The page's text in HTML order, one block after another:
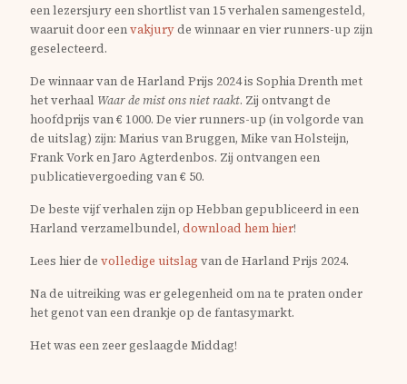
een lezersjury een shortlist van 15 verhalen samengesteld,
waaruit door eenvakjuryde winnaar en vier runners-up zijn
geselecteerd.
De winnaar van de Harland Prijs 2024 is Sophia Drenth met
het verhaal Waar de mist ons niet raakt. Zij ontvangt de
hoofdprijs van € 1000. De vier runners-up (in volgorde van
de uitslag) zijn: Marius van Bruggen, Mike van Holsteijn,
Frank Vork en Jaro Agterdenbos. Zij ontvangen een
publicatievergoeding van € 50.
De beste vijf verhalen zijn op Hebban gepubliceerd in een
Harland verzamelbundel, download hem hier!
Lees hier de volledige uitslag van de Harland Prijs 2024.
Na de uitreiking was er gelegenheid om na te praten onder
het genot van een drankje op de fantasymarkt.
Het was een zeer geslaagde Middag!